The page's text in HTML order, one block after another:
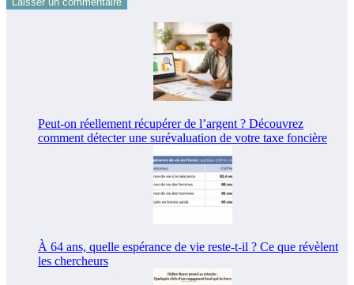
Peut-on réellement récupérer de l’argent ? Découvrez
comment détecter une surévaluation de votre taxe foncière
À 64 ans, quelle espérance de vie reste-t-il ? Ce que révèlent
les chercheurs